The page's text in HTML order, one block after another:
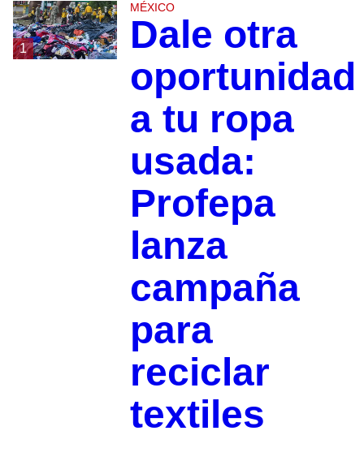
1
MÉXICO
Dale otra
oportunidad
a tu ropa
usada:
Profepa
lanza
campaña
para
reciclar
textiles